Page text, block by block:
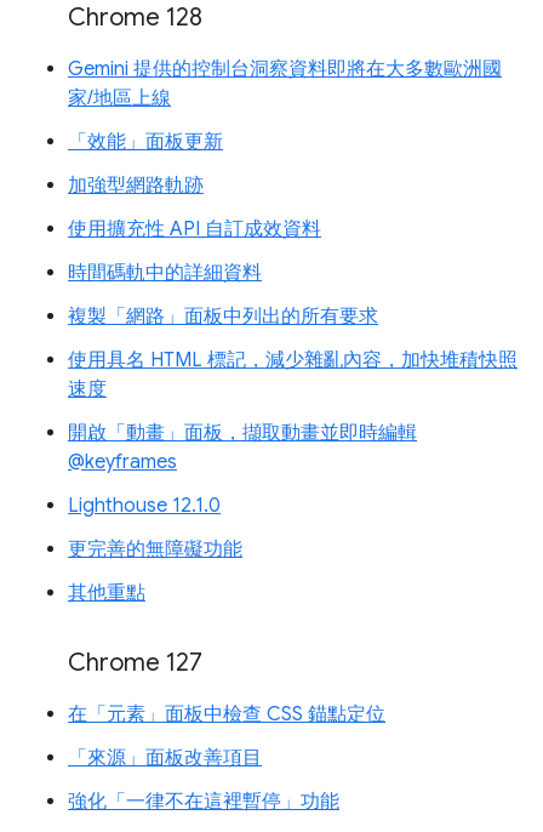
Chrome 128
Gemini 提供的控制台洞察資料即將在大多數歐洲國
家/地區上線
「效能」面板更新
加強型網路軌跡
使用擴充性 API 自訂成效資料
時間碼軌中的詳細資料
複製「網路」面板中列出的所有要求
使用具名 HTML 標記，減少雜亂內容，加快堆積快照
速度
開啟「動畫」面板，擷取動畫並即時編輯
@keyframes
Lighthouse 12.1.0
更完善的無障礙功能
其他重點
Chrome 127
在「元素」面板中檢查 CSS 錨點定位
「來源」面板改善項目
強化「一律不在這裡暫停」功能